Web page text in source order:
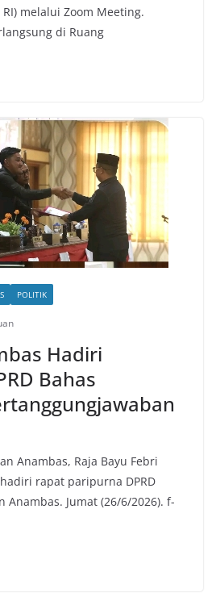
RI) melalui Zoom Meeting.
di Ruang
POLITIK
Hadiri
Bahas
Anambas, Raja Bayu Febri
rapat paripurna DPRD
Anambas. Jumat (26/6/2026). f-